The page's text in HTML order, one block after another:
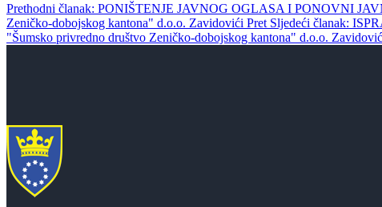
Prethodni članak: PONIŠTENJE JAVNOG OGLASA I PONOVNI
Zeničko-dobojskog kantona" d.o.o. Zavidovići Pret Sljedeći članak:
"Šumsko privredno društvo Zeničko-dobojskog kantona" d.o.o.